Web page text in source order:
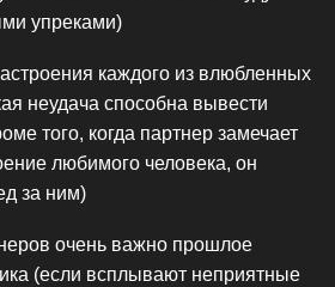
упреками)
каждого из влюбленных
неудача способна вывести
того, когда партнер замечает
любимого человека, он
за ним)
очень важно прошлое
(если всплывают неприятные